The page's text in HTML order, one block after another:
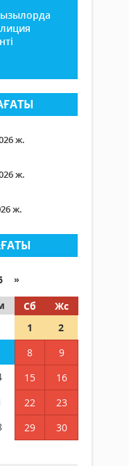
ж.
ж.
ж.
»
Сб
Жс
1
2
8
9
15
16
22
23
29
30